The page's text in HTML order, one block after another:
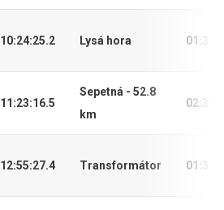
10:24:25.2 Lysá hora
11:23:16.5
Sepetná - 52.8
km
12:55:27.4 Transformátor